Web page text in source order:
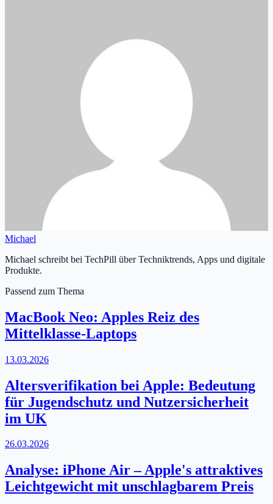
Michael
Michael schreibt bei TechPill über Techniktrends, Apps und digitale
Produkte.
Passend zum Thema
MacBook Neo: Apples Reiz des
Mittelklasse-Laptops
13.03.2026
Altersverifikation bei Apple: Bedeutung
für Jugendschutz und Nutzersicherheit
im UK
26.03.2026
Analyse: iPhone Air – Apple's attraktives
Leichtgewicht mit unschlagbarem Preis